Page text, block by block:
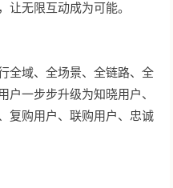
让无限互动成为可能。
全域、全场景、全链路、全
户一步步升级为知晓用户、
复购用户、联购用户、忠诚